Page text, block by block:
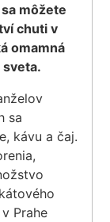
môžete
chuti v
omamná
sa
kávu a čaj.
Prahe